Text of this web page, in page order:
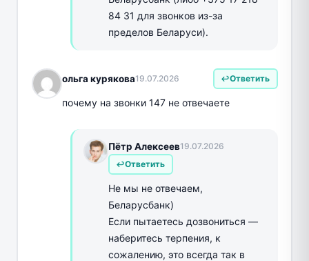
84 31 для звонков из-за
пределов Беларуси).
ольга курякова19.07.2026 Ответить
почему на звонки 147 не отвечаете
Пётр Алексеев19.07.2026
Ответить
Не мы не отвечаем,
Беларусбанк)
Если пытаетесь дозвониться —
наберитесь терпения, к
сожалению, это всегда так в